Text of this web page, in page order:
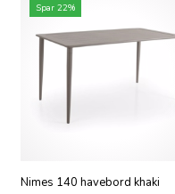
Spar 22%
Nimes 140 havebord khaki